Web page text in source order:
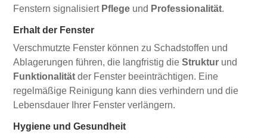
Fenstern signalisiert Pflege und Professionalität.
Erhalt der Fenster
Verschmutzte Fenster können zu Schadstoffen und
Ablagerungen führen, die langfristig dieStruktur und
Funktionalität der Fenster beeinträchtigen. Eine
regelmäßige Reinigung kann dies verhindern und die
Lebensdauer Ihrer Fenster verlängern.
Hygiene und Gesundheit